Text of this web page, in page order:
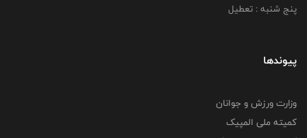
پنج شنبه : تعطیل
پیوندها
وزارت ورزش و جوانان
کمیته ملی المپیک